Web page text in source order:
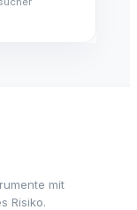
mit
Risiko.